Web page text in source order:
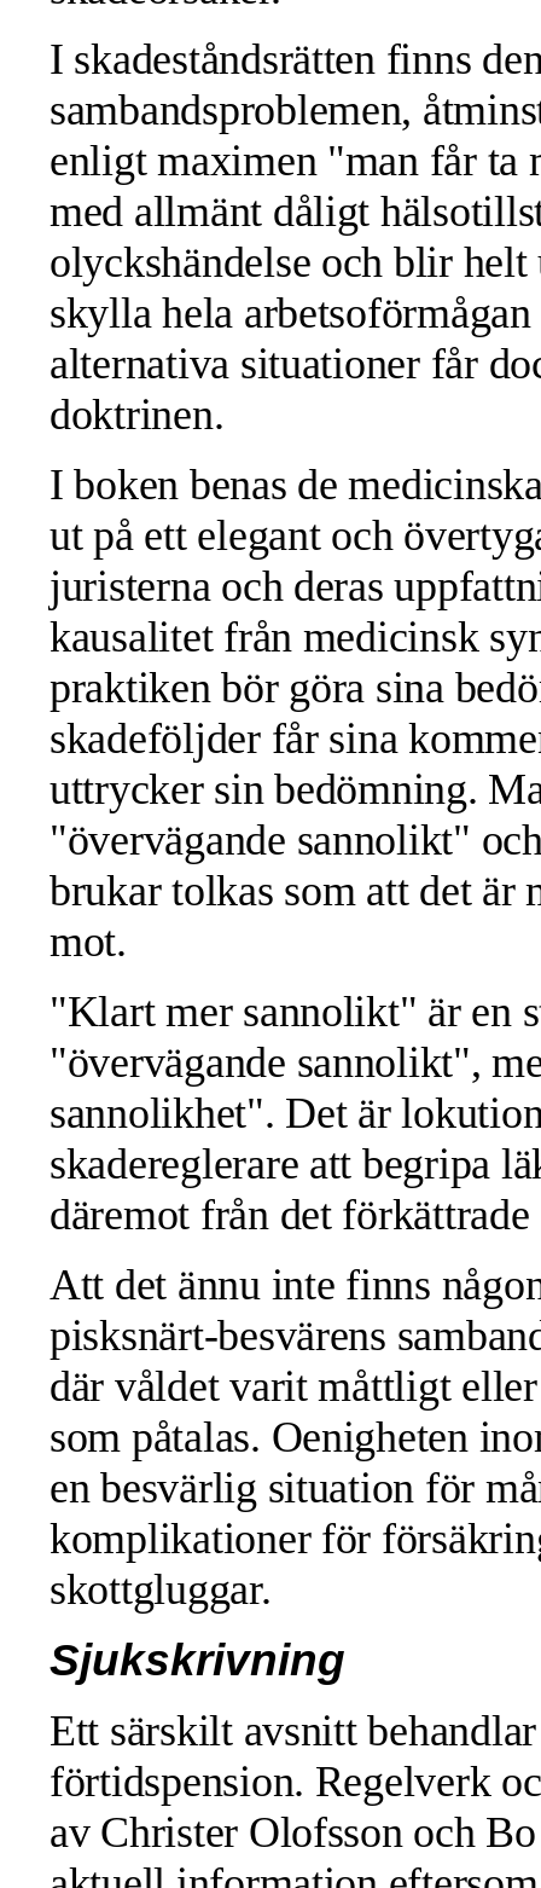
I skadeståndsrätten finns
sambandsproblemen,
enligt maximen "man får ta
med allmänt dåligt
olyckshändelse och blir helt
skylla hela
alternativa situationer får
doktrinen.
I boken benas de
ut på ett elegant och
juristerna och deras
kausalitet från medicinsk
praktiken bör göra sina
skadeföljder får sina
uttrycker sin bedömning.
"övervägande sannolikt"
brukar tolkas som att det är
mot.
"Klart mer sannolikt" är en
"övervägande sannolikt",
sannolikhet". Det är
skadereglerare att begripa
däremot från det
Att det ännu inte finns
pisksnärt-besvärens
där våldet varit måttligt
som påtalas. Oenigheten
en besvärlig situation för
komplikationer för
skottgluggar.
Sjukskrivning
Ett särskilt avsnitt
förtidspension. Regelverk
av Christer Olofsson och